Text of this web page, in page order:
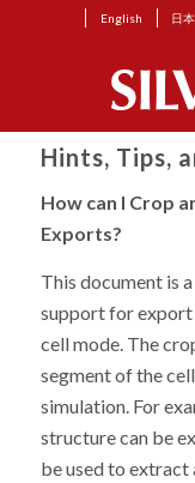
English 日
Hints, Tips,
How can I Crop
Exports?
This document is
support for
cell mode. The
segment of the
simulation. For
structure can be
be used to extract